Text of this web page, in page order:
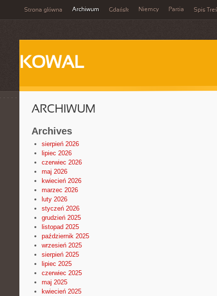
Strona główna Archiwum Gdańsk Niemcy Partia Spis
KOWAL
ARCHIWUM
Archives
sierpień 2026
lipiec 2026
czerwiec 2026
maj 2026
kwiecień 2026
marzec 2026
luty 2026
styczeń 2026
grudzień 2025
listopad 2025
październik 2025
wrzesień 2025
sierpień 2025
lipiec 2025
czerwiec 2025
maj 2025
kwiecień 2025